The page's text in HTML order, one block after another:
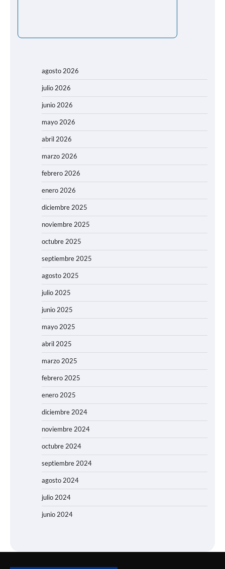
agosto 2026
julio 2026
junio 2026
mayo 2026
abril 2026
marzo 2026
febrero 2026
enero 2026
diciembre 2025
noviembre 2025
octubre 2025
septiembre 2025
agosto 2025
julio 2025
junio 2025
mayo 2025
abril 2025
marzo 2025
febrero 2025
enero 2025
diciembre 2024
noviembre 2024
octubre 2024
septiembre 2024
agosto 2024
julio 2024
junio 2024